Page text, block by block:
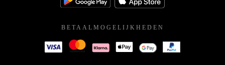
BETAALMOGELIJKHEDEN